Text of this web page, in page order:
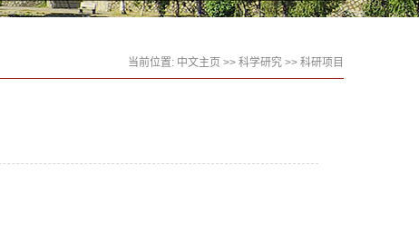
当前位置: 中文主页 >> 科学研究 >> 科研项目